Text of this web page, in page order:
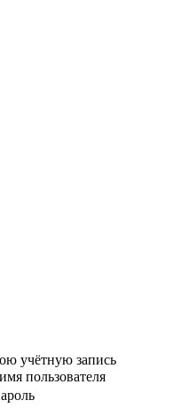
учётную запись
пользователя